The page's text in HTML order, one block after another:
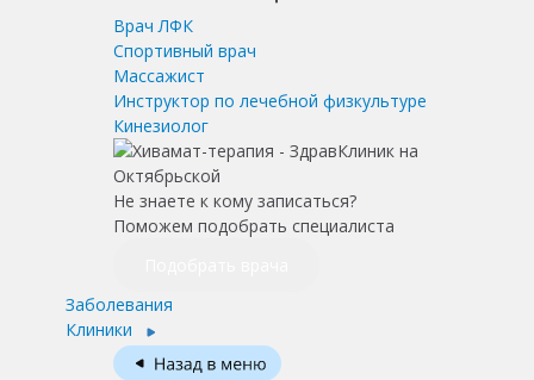
Врач ЛФК
Спортивный врач
Массажист
Инструктор по лечебной физкультуре
Кинезиолог
Не знаете к кому записаться?
Поможем подобрать специалиста
Заболевания
Клиники